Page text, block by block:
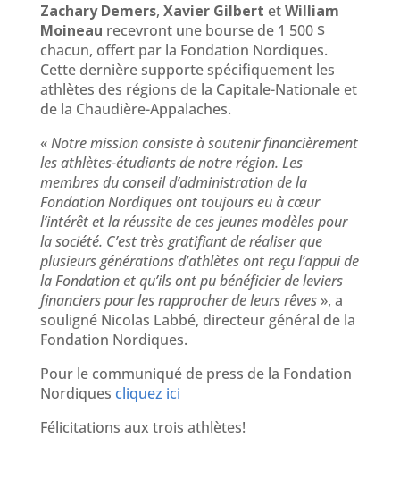
Zachary Demers, Xavier Gilbert etWilliam
Moineau recevront une bourse de 1 500 $
chacun, offert par la Fondation Nordiques.
Cette dernière supporte spécifiquement les
athlètes des régions de la Capitale-Nationale et
de la Chaudière-Appalaches.
«Notre mission consiste à soutenir financièrement
les athlètes-étudiants de notre région. Les
membres du conseil d’administration de la
Fondation Nordiques ont toujours eu à cœur
l’intérêt et la réussite de ces jeunes modèles pour
la société. C’est très gratifiant de réaliser que
plusieurs générations d’athlètes ont reçu l’appui de
la Fondation et qu’ils ont pu bénéficier de leviers
financiers pour les rapprocher de leurs rêves», a
souligné Nicolas Labbé, directeur général de la
Fondation Nordiques.
Pour le communiqué de press de la Fondation
Nordiques cliquez ici
Félicitations aux trois athlètes!